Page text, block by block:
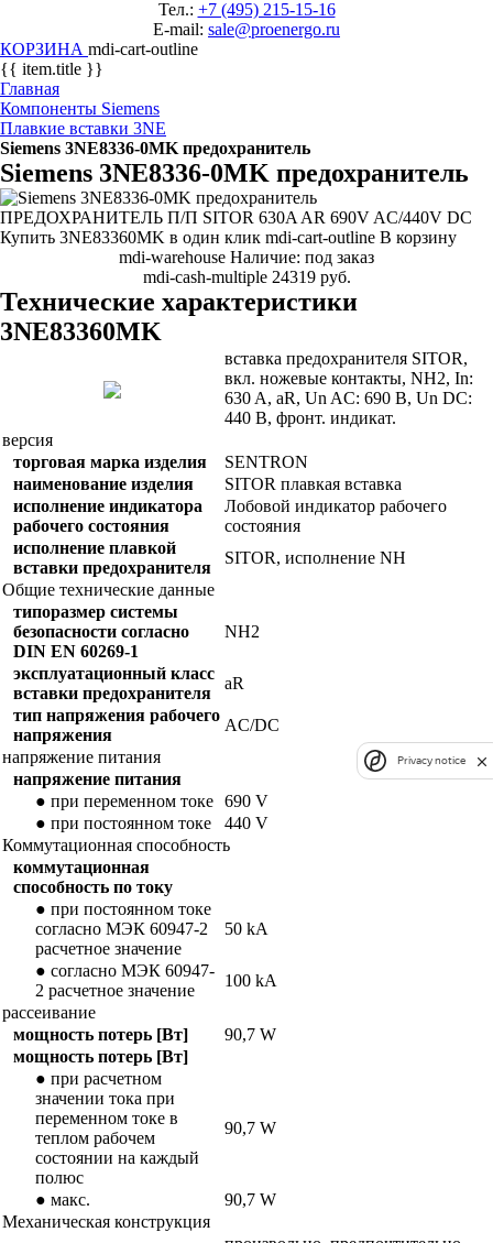
Тел.: +7 (495) 215-15-16
E-mail: sale@proenergo.ru
КОРЗИНА mdi-cart-outline
{{ item.title }}
Главная
Компоненты Siemens
Плавкие вставки 3NE
Siemens 3NE8336-0MK предохранитель
Siemens 3NE8336-0MK предохранитель
ПРЕДОХРАНИТЕЛЬ П/П SITOR 630A AR 690V AC/440V DC
Купить 3NE83360MK в один клик mdi-cart-outline В корзину
mdi-warehouse Наличие: под заказ
mdi-cash-multiple 24319 руб.
Технические характеристики
3NE83360MK
вставка предохранителя SITOR,
вкл. ножевые контакты, NH2, In:
630 A, aR, Un AC: 690 В, Un DC:
440 В, фронт. индикат.
версия
торговая марка изделия
SENTRON
наименование изделия
SITOR плавкая вставка
исполнение индикатора
рабочего состояния
Лобовой индикатор рабочего
состояния
исполнение плавкой
вставки предохранителя
SITOR, исполнение NH
Общие технические данные
типоразмер системы
безопасности согласно
DIN EN 60269-1
NH2
эксплуатационный класс
вставки предохранителя
aR
тип напряжения рабочего
напряжения
AC/DC
напряжение питания
напряжение питания
● при переменном токе 690 V
● при постоянном токе
440 V
Коммутационная способность
коммутационная
способность по току
● при постоянном токе
согласно МЭК 60947-2
расчетное значение
50 kA
● согласно МЭК 60947-
2 расчетное значение
100 kA
рассеивание
мощность потерь [Вт]
90,7 W
мощность потерь [Вт]
● при расчетном
значении тока при
переменном токе в
теплом рабочем
состоянии на каждый
полюс
90,7 W
● макс.
90,7 W
Механическая конструкция
Privacy notice